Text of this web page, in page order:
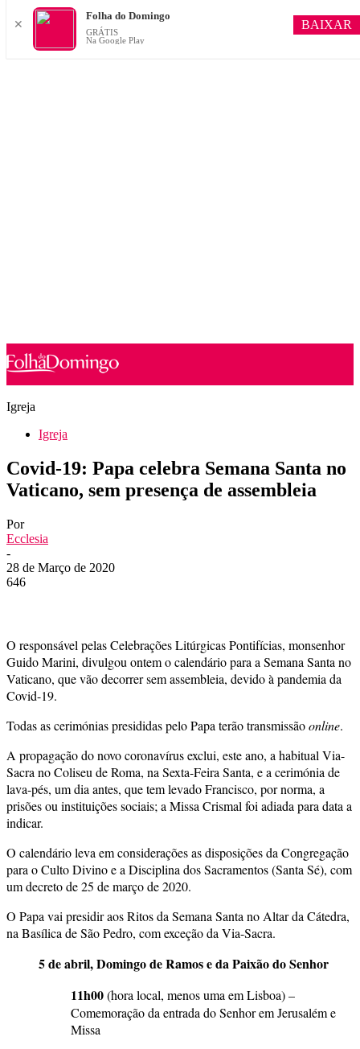
Igreja
Igreja
Covid-19: Papa celebra Semana Santa no
Vaticano, sem presença de assembleia
Por
Ecclesia
-
28 de Março de 2020
646
O responsável pelas Celebrações Litúrgicas Pontifícias, monsenhor
Guido Marini, divulgou ontem o calendário para a Semana Santa no
Vaticano, que vão decorrer sem assembleia, devido à pandemia da
Covid-19.
Todas as cerimónias presididas pelo Papa terão transmissãoonline.
A propagação do novo coronavírus exclui, este ano, a habitual Via-
Sacra no Coliseu de Roma, na Sexta-Feira Santa, e a cerimónia de
lava-pés, um dia antes, que tem levado Francisco, por norma, a
prisões ou instituições sociais; a Missa Crismal foi adiada para data a
indicar.
O calendário leva em considerações as disposições da Congregação
para o Culto Divino e a Disciplina dos Sacramentos (Santa Sé), com
um decreto de 25 de março de 2020.
O Papa vai presidir aos Ritos da Semana Santa no Altar da Cátedra,
na Basílica de São Pedro, com exceção da Via-Sacra.
5 de abril,Domingo de Ramos e da Paixão do Senhor
11h00(hora local, menos uma em Lisboa) –
Comemoração da entrada do Senhor em Jerusalém e
Missa
✕
Folha do Domingo
GRÁTIS
Na Google Play
BAIXAR